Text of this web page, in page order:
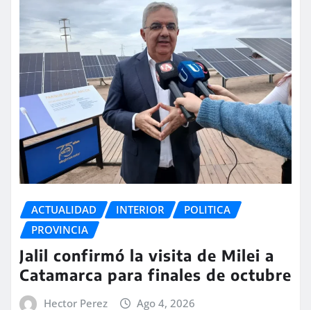
ACTUALIDAD INTERIOR
POLITICA
PROVINCIA
Jalil confirmó la visita de Milei a
Catamarca para finales de octubre
Hector Perez Ago 4, 2026